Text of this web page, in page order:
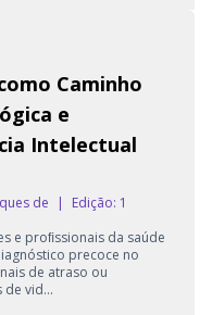
Caminho
e
Intelectual
de |
Edição: 1
e proﬁssionais da saúde
precoce no
de atraso ou
vid...